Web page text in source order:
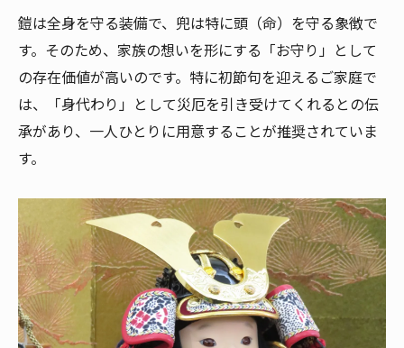
松崎幸一光作五月人形の飾り方の工夫
泰玉スガ人形店流・守り神としての配置術
鎧着若大将が見守る子供の成長と縁起担ぎ
鎧は全身を守る装備で、兜は特に頭（命）を守る象徴で
す。そのため、家族の想いを形にする「お守り」として
の存在価値が高いのです。特に初節句を迎えるご家庭で
は、「身代わり」として災厄を引き受けてくれるとの伝
承があり、一人ひとりに用意することが推奨されていま
す。